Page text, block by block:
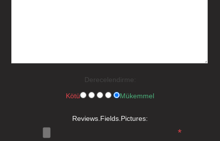
Derecelendirme:
Kötü Mükemmel
Reviews.Fields.Pictures:
*